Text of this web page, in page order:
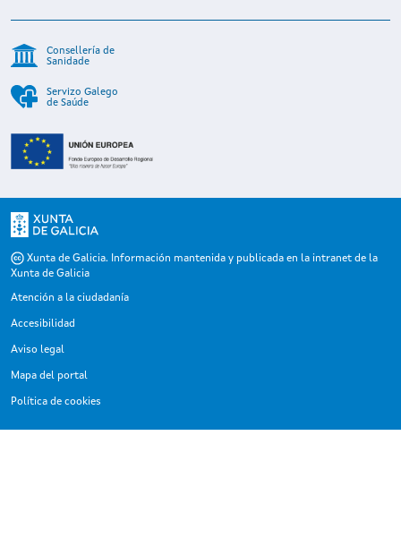
Consellería de
Sanidade
Servizo Galego
de Saúde
Xunta de Galicia. Información mantenida y publicada en la intranet de la
Xunta de Galicia
Atención a la ciudadanía
Accesibilidad
Aviso legal
Mapa del portal
Política de cookies